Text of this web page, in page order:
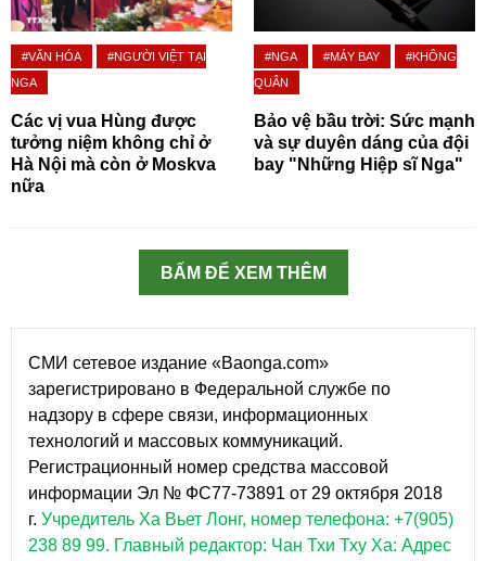
#VĂN HÓA
#NGƯỜI VIỆT TẠI
NGA
Các vị vua Hùng được
tưởng niệm không chỉ ở
Hà Nội mà còn ở Moskva
nữa
#NGA #MÁY BAY
#KHÔNG
QUÂN
Bảo vệ bầu trời: Sức mạnh
và sự duyên dáng của đội
bay "Những Hiệp sĩ Nga"
BẤM ĐỂ XEM THÊM
СМИ сетевое издание «Baonga.com»
зарегистрировано в Федеральной службе по
надзору в сфере связи, информационных
технологий и массовых коммуникаций.
Регистрационный номер средства массовой
информации Эл № ФС77-73891 от 29 октября 2018
г. Учредитель Ха Вьет Лонг, номер телефона: +7(905)
238 89 99. Главный редактор: Чан Тхи Тху Ха: Адрес